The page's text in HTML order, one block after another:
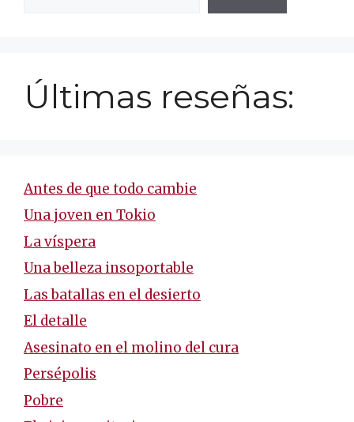
Últimas reseñas:
Antes de que todo cambie
Una joven en Tokio
La víspera
Una belleza insoportable
Las batallas en el desierto
El detalle
Asesinato en el molino del cura
Persépolis
Pobre